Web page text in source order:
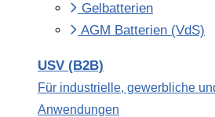
Gelbatterien
AGM Batterien (VdS)
USV (B2B)
Für industrielle, gewerbliche
Anwendungen